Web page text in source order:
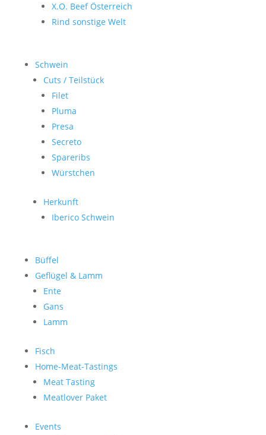
X.O. Beef Österreich
Rind sonstige Welt
Schwein
Cuts / Teilstück
Filet
Pluma
Presa
Secreto
Spareribs
Würstchen
Herkunft
Iberico Schwein
Büffel
Geflügel & Lamm
Ente
Gans
Lamm
Fisch
Home-Meat-Tastings
Meat Tasting
Meatlover Paket
Events